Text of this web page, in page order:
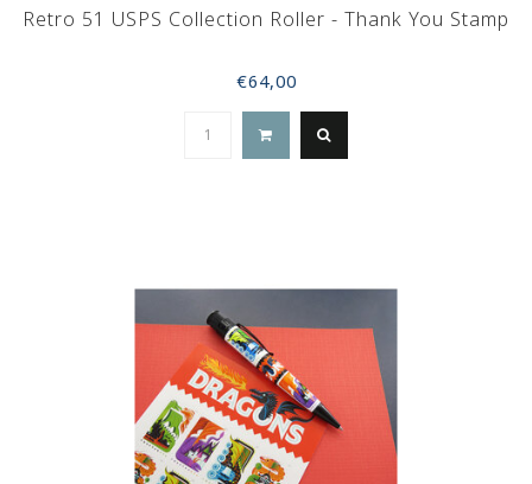
Retro 51 USPS Collection Roller - Thank You Stamp
€64,00